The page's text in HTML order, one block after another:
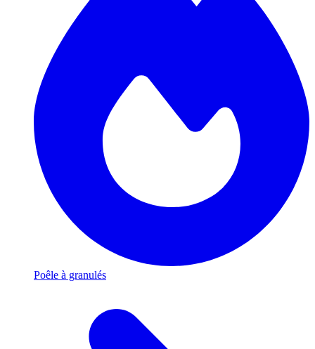
Poêle à granulés